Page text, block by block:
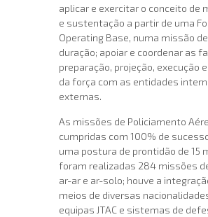
aplicar e exercitar o conceito de
e sustentação a partir de uma
Operating Base, numa missão
duração; apoiar e coordenar as
preparação, projeção, execução
da força com as entidades
externas.
As missões de Policiamento
cumpridas com 100% de
uma postura de prontidão de 15
foram realizadas 284 missões
ar-ar e ar-solo; houve a
meios de diversas
equipas JTAC e sistemas de